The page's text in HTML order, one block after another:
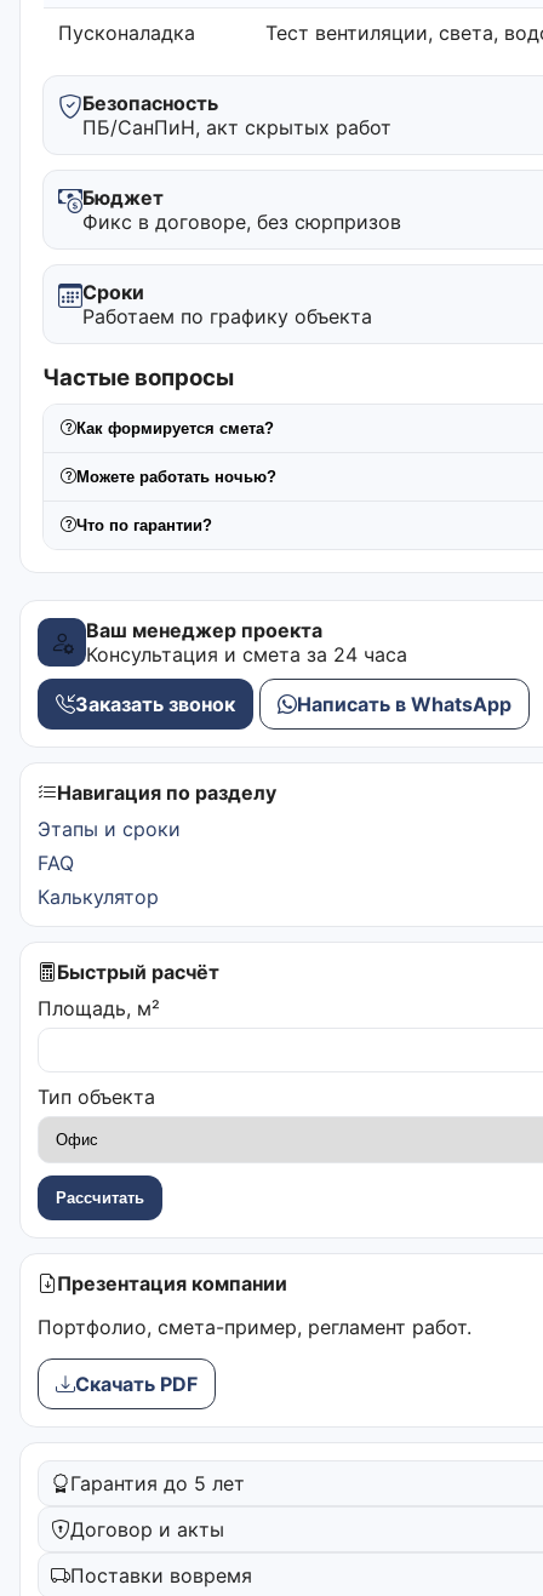
Пусконаладка Тест вентиляции, света,
Безопасность
ПБ/СанПиН, акт скрытых работ
Бюджет
Фикс в договоре, без сюрпризов
Сроки
Работаем по графику объекта
Частые вопросы
Как формируется смета?
Можете работать ночью?
Что по гарантии?
Ваш менеджер проекта
Консультация и смета за 24 часа
Заказать звонок Написать в WhatsApp
Навигация по разделу
Этапы и сроки
FAQ
Калькулятор
Быстрый расчёт
Площадь, м²
Тип объекта
Рассчитать
Презентация компании
Портфолио, смета-пример, регламент работ.
Скачать PDF
Гарантия до 5 лет
Договор и акты
Поставки вовремя